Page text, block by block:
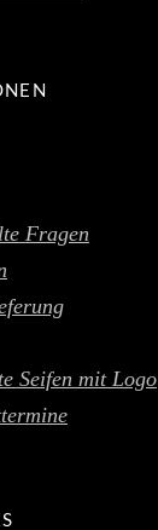
Fragen
Seifen mit Logo